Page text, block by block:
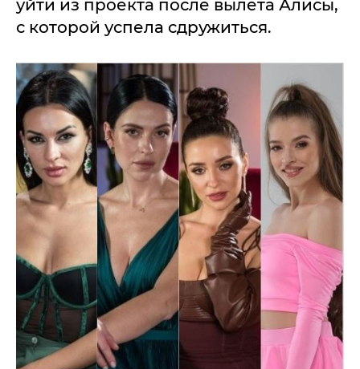
уйти из проекта после вылета Алисы,
с которой успела сдружиться.